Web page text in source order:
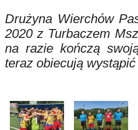
Drużyna Wierchów
2020 z Turbaczem
na razie kończą
teraz obiecują